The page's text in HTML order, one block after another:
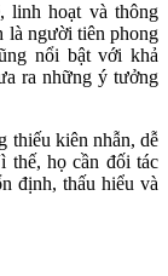
linh hoạt và thông
là người tiên phong
nổi bật với khả
ra những ý tưởng
thiếu kiên nhẫn, dễ
thế, họ cần đối tác
định, thấu hiểu và